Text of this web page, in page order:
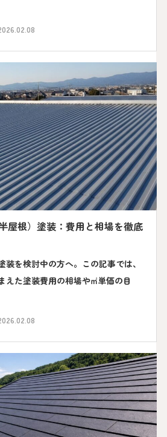
屋根）塗装：費用と相場を徹底
装を検討中の方へ。この記事では、
えた塗装費用の相場や㎡単価の目